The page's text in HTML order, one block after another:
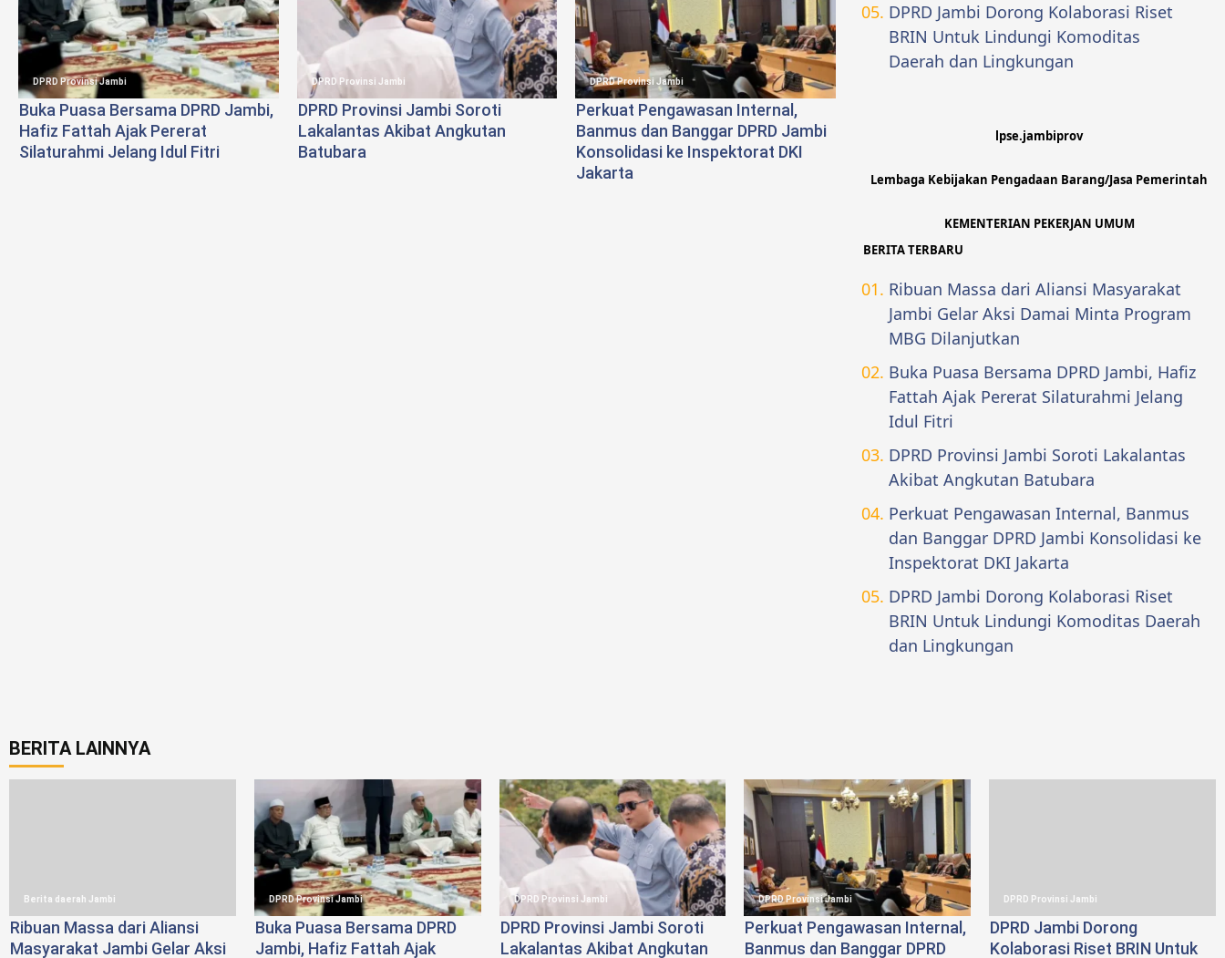
DPRD Provinsi Jambi
Buka Puasa Bersama DPRD Jambi,
Hafiz Fattah Ajak Pererat
Silaturahmi Jelang Idul Fitri
DPRD Provinsi Jambi
DPRD Provinsi Jambi Soroti
Lakalantas Akibat Angkutan
Batubara
DPRD Provinsi Jambi
Perkuat Pengawasan Internal,
Banmus dan Banggar DPRD Jambi
Konsolidasi ke Inspektorat DKI
Jakarta
DPRD Jambi Dorong Kolaborasi Riset
BRIN Untuk Lindungi Komoditas
Daerah dan Lingkungan
lpse.jambiprov
Lembaga Kebijakan Pengadaan Barang/Jasa Pemerintah
KEMENTERIAN PEKERJAN UMUM
BERITA TERBARU
Ribuan Massa dari Aliansi Masyarakat
Jambi Gelar Aksi Damai Minta Program
MBG Dilanjutkan
Buka Puasa Bersama DPRD Jambi, Hafiz
Fattah Ajak Pererat Silaturahmi Jelang
Idul Fitri
DPRD Provinsi Jambi Soroti Lakalantas
Akibat Angkutan Batubara
Perkuat Pengawasan Internal, Banmus
dan Banggar DPRD Jambi Konsolidasi ke
Inspektorat DKI Jakarta
DPRD Jambi Dorong Kolaborasi Riset
BRIN Untuk Lindungi Komoditas Daerah
dan Lingkungan
BERITA LAINNYA
Berita daerah Jambi
Ribuan Massa dari Aliansi
Masyarakat Jambi Gelar Aksi
DPRD Provinsi Jambi
Buka Puasa Bersama DPRD
Jambi, Hafiz Fattah Ajak
DPRD Provinsi Jambi
DPRD Provinsi Jambi Soroti
Lakalantas Akibat Angkutan
DPRD Provinsi Jambi
Perkuat Pengawasan Internal,
Banmus dan Banggar DPRD
DPRD Provinsi Jambi
DPRD Jambi Dorong
Kolaborasi Riset BRIN Untuk